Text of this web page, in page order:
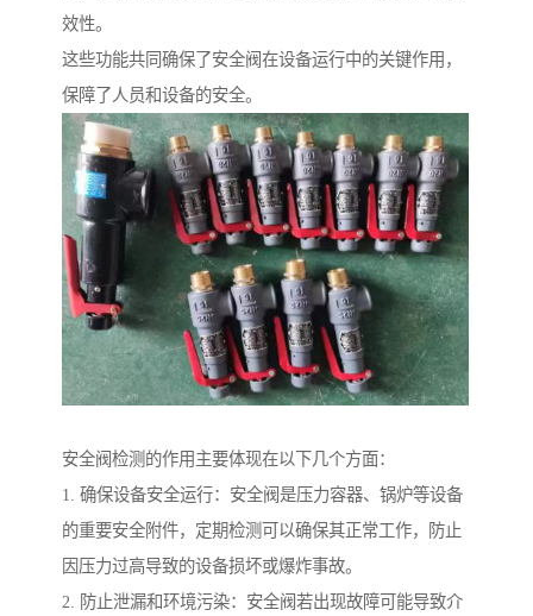
效性。
这些功能共同确保了安全阀在设备运行中的关键作用，
保障了人员和设备的安全。
安全阀检测的作用主要体现在以下几个方面：
1. 确保设备安全运行：安全阀是压力容器、锅炉等设备
的重要安全附件，定期检测可以确保其正常工作，防止
因压力过高导致的设备损坏或爆炸事故。
2. 防止泄漏和环境污染：安全阀若出现故障可能导致介